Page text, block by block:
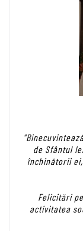
de Sfântul
închinătorii
Felicitări
activitatea